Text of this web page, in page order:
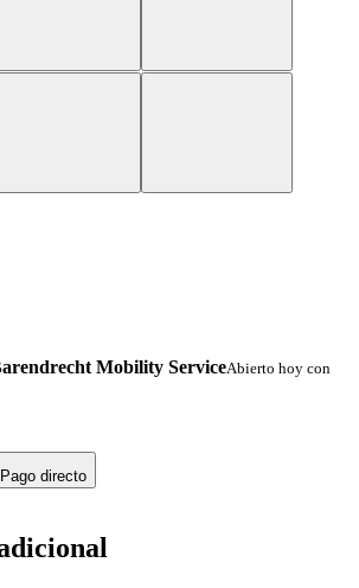
Mobility ServiceAbierto hoy con
Pago directo